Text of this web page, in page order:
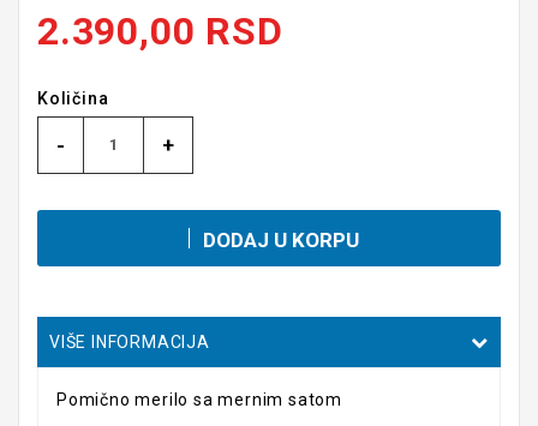
2.390,00 RSD
Količina
- +
DODAJ U KORPU
VIŠE INFORMACIJA
Pomično merilo sa mernim satom